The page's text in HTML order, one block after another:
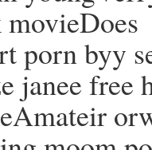
porn byy
janee